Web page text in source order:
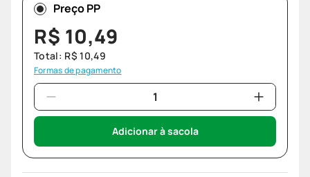
Preço PP
R$ 10,49
Total: R$ 10,49
Formas de pagamento
Adicionar à sacola